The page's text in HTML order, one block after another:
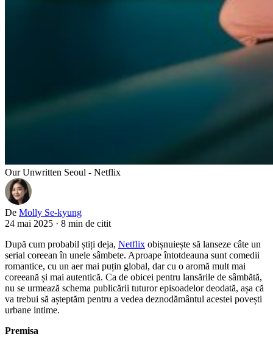
Our Unwritten Seoul - Netflix
De Molly Se-kyung
24 mai 2025 · 8 min de citit
După cum probabil știți deja, Netflix obișnuiește să lanseze câte un
serial coreean în unele sâmbete. Aproape întotdeauna sunt comedii
romantice, cu un aer mai puțin global, dar cu o aromă mult mai
coreeană și mai autentică. Ca de obicei pentru lansările de sâmbătă,
nu se urmează schema publicării tuturor episoadelor deodată, așa că
va trebui să așteptăm pentru a vedea deznodământul acestei povești
urbane intime.
Premisa